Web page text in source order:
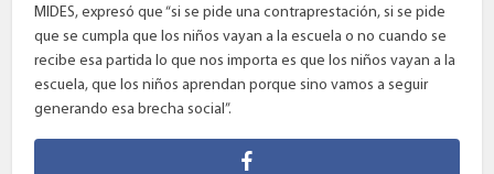
MIDES, expresó que “si se pide una contraprestación, si se pide
que se cumpla que los niños vayan a la escuela o no cuando se
recibe esa partida lo que nos importa es que los niños vayan a la
escuela, que los niños aprendan porque sino vamos a seguir
generando esa brecha social”.